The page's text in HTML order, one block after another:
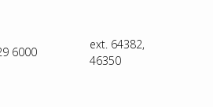
6000
ext. 64382,
46350